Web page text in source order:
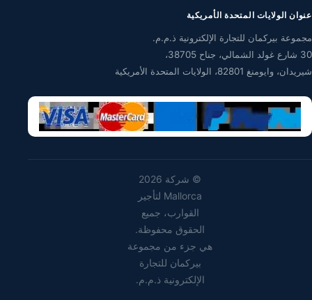
عنوان الولايات المتحدة الأمريكية
مجموعة بيركمان للتجارة الإلكترونية ذ.م.م.
30 شارع غولد الشمالي، جناح 38705،
شيريدان، وايومنغ 82801، الولايات المتحدة الأمريكية
©
شركة 2026
Mallorca لتأجير
القوارب، جميع
الحقوق محفوظة.
هي جزء من مجموعة
بيركمان للتجارة
الإلكترونية ذ.م.م.